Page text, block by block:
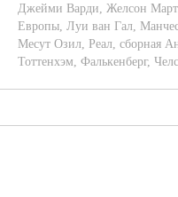
Джейми Варди Желсон
Европы Луи ван Гал
Месут Озил Реал сборная
Тоттенхэм Фалькенберг,